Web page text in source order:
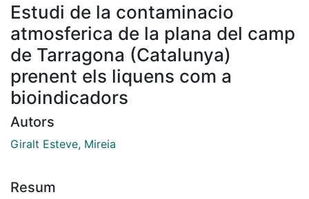
Estudi de la contaminacio
atmosferica de la plana del camp
de Tarragona (Catalunya)
prenent els liquens com a
bioindicadors
Autors
Giralt Esteve, Mireia
Resum